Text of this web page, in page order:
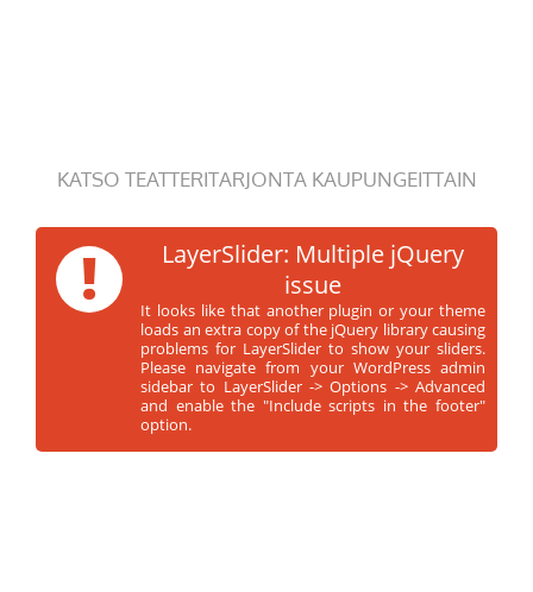
KATSO TEATTERITARJONTA KAUPUNGEITTAIN
!
LayerSlider: Multiple jQuery
issue
It looks like that another plugin or your theme
loads an extra copy of the jQuery library causing
problems for LayerSlider to show your sliders.
Please navigate from your WordPress admin
sidebar to LayerSlider -> Options -> Advanced
and enable the "Include scripts in the footer"
option.